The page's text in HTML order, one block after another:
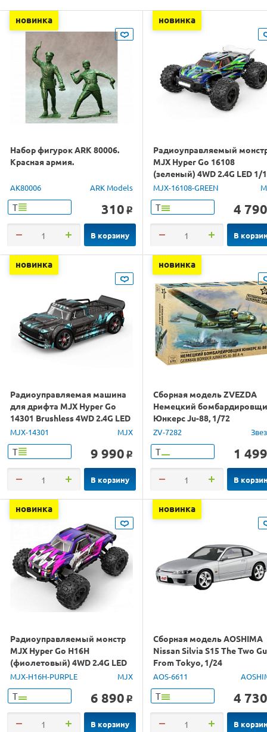
новинка
Набор фигурок ARK 80006.
Красная армия.
AK80006 ARK Models
Т 310 o
В корзину
новинка
Радиоуправляемый
MJX Hyper Go 16108
(зеленый) 4WD 2.4G LED 1/
RTR
MJX-16108-GREEN
Т 4 790
В
новинка
Радиоуправляемая машина
для дрифта MJX Hyper Go
14301 Brushless 4WD 2.4G LED
1/14 RTR
MJX-14301 MJX
Т 9 990 o
В корзину
новинка
Сборная модель ZVEZDA
Немецкий
Юнкерс Ju-88, 1/72
ZV-7282
Т 1 499
В
новинка
Радиоуправляемый монстр
MJX Hyper Go H16H
(фиолетовый) 4WD 2.4G LED
GPS 1/16 RTR
MJX-H16H-PURPLE MJX
Т 6 890 o
В корзину
новинка
Сборная модель AOSHIMA
Nissan Silvia S15 The Two
From Tokyo, 1/24
AOS-6611
Т 4 730
В